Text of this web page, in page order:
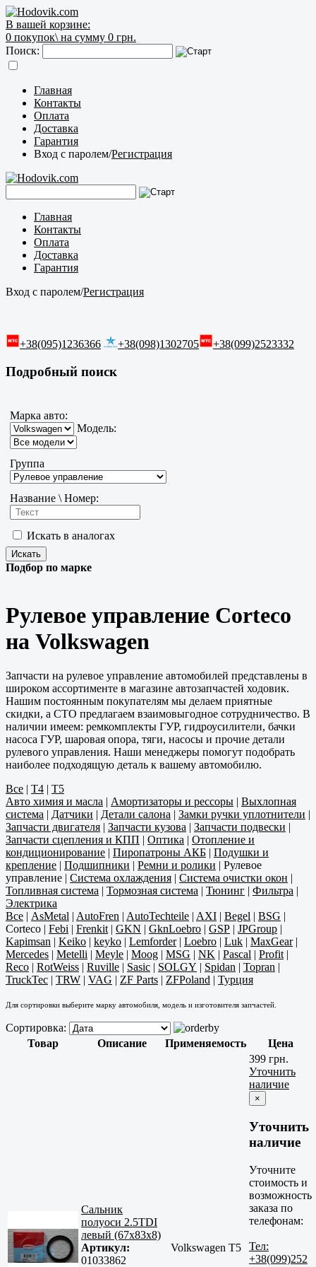
В вашей корзине:
0 покупок\ на сумму 0 грн.
Поиск:
Главная
Контакты
Оплата
Доставка
Гарантия
Вход с паролем/Регистрация
Главная
Контакты
Оплата
Доставка
Гарантия
Вход с паролем/Регистрация
+38(095)1236366 +38(098)1302705 +38(099)2523332
Подробный поиск
Марка авто:
Модель:
Группа
Название \ Номер:
Искать в аналогах
Подбор по марке
Рулевое управление Corteco
на Volkswagen
Запчасти на рулевое управление автомобилей представлены в
широком ассортименте в магазине автозапчастей ходовик.
Нашим постоянным покупателям мы делаем приятные
скидки, а СТО предлагаем взаимовыгодное сотрудничество. В
наличии имеем: ремкомплекты ГУР, гидроусилители, бачки
насоса ГУР, шаровая опора, тяги, насосы и прочие детали
рулевого управления. Наши менеджеры помогут подобрать
наиболее подходящую деталь к вашему автомобилю.
Все | T4 | T5
Авто химия и масла | Амортизаторы и рессоры | Выхлопная
система | Датчики | Детали салона | Замки ручки уплотнители |
Запчасти двигателя | Запчасти кузова | Запчасти подвески |
Запчасти сцепления и КПП | Оптика | Отопление и
кондиционирование | Пиропатроны АКБ | Подушки и
крепление | Подшипники | Ремни и ролики | Рулевое
управление | Система охлаждения | Система очистки окон |
Топливная система | Тормозная система | Тюнинг | Фильтра |
Электрика
Все | AsMetal | AutoFren | AutoTechteile | AXI | Begel | BSG |
Corteco | Febi | Frenkit | GKN | GknLoebro | GSP | JPGroup |
Kapimsan | Keiko | keyko | Lemforder| Loebro | Luk | MaxGear|
Mercedes | Metelli | Meyle | Moog | MSG | NK | Pascal | Profit |
Reco | RotWeiss | Ruville | Sasic | SOLGY | Spidan | Topran |
TruckTec | TRW | VAG | ZF Parts | ZFPoland | Турция
Для сортировки выберите марку автомобиля, модель и изготовителя запчастей.
Сортировка:
Товар
Описание Применяемость Цена
Сальник
полуоси 2.5TDI
левый (67x83x8)
Артикул:
01033862
Volkswagen T5
399 грн.
Уточнить
наличие
×
Уточнить
наличие
Уточните
стоимость и
возможность
заказа по
телефонам:
Тел:
+38(099)252